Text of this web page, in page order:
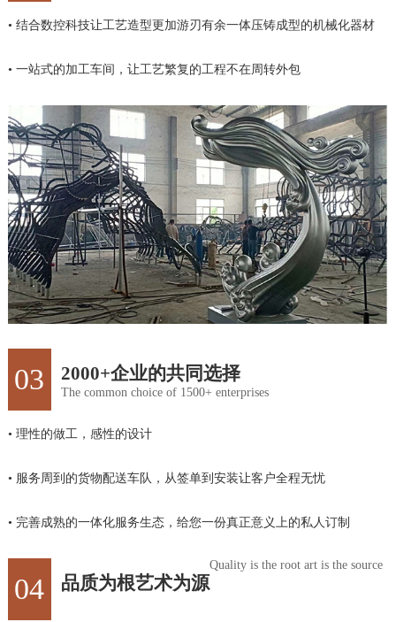
• 结合数控科技让工艺造型更加游刃有余一体压铸成型的机械化器材
• 一站式的加工车间，让工艺繁复的工程不在周转外包
03 2000+企业的共同选择
The common choice of 1500+ enterprises
• 理性的做工，感性的设计
• 服务周到的货物配送车队，从签单到安装让客户全程无忧
• 完善成熟的一体化服务生态，给您一份真正意义上的私人订制
04 品质为根艺术为源
Quality is the root art is the source